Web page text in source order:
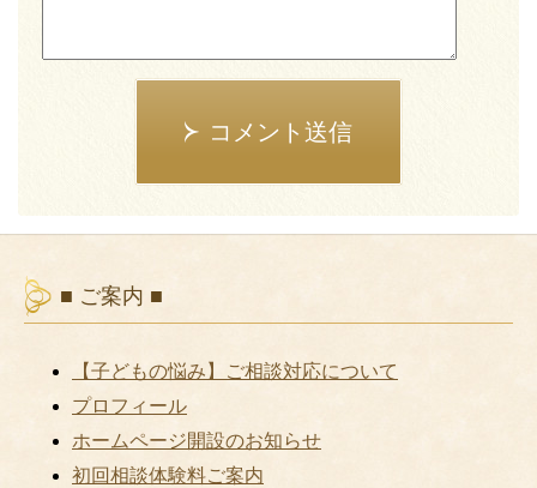
コメント送信
■ ご案内 ■
【子どもの悩み】ご相談対応について
プロフィール
ホームページ開設のお知らせ
初回相談体験料ご案内